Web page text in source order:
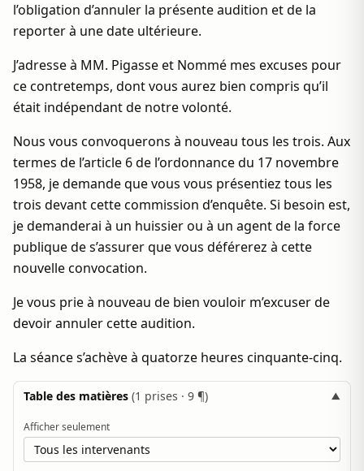
l’obligation d’annuler la présente audition et de la
reporter à une date ultérieure.
J’adresse à MM. Pigasse et Nommé mes excuses pour
ce contretemps, dont vous aurez bien compris qu’il
était indépendant de notre volonté.
Nous vous convoquerons à nouveau tous les trois. Aux
termes de l’article 6 de l’ordonnance du 17 novembre
1958, je demande que vous vous présentiez tous les
trois devant cette commission d’enquête. Si besoin est,
je demanderai à un huissier ou à un agent de la force
publique de s’assurer que vous déférerez à cette
nouvelle convocation.
Je vous prie à nouveau de bien vouloir m’excuser de
devoir annuler cette audition.
La séance s’achève à quatorze heures cinquante-cinq.
Table des matières (1 prises · 9 ¶)
Afficher seulement